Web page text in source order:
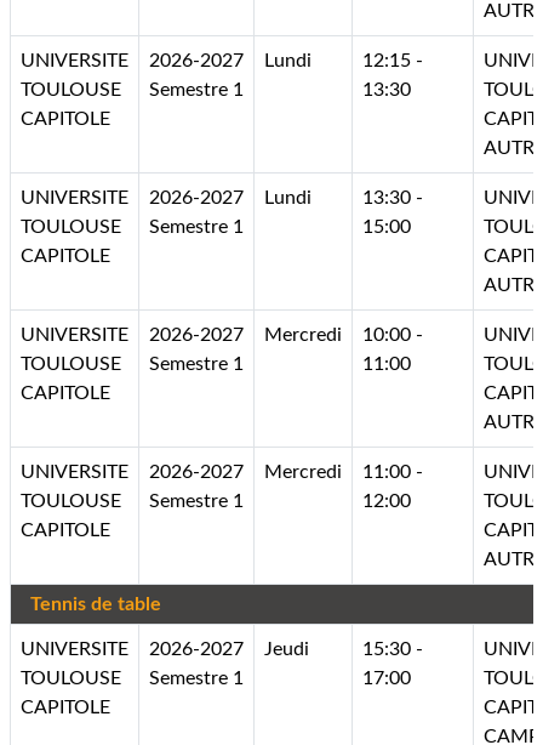
UNIVERSITE
TOULOUSE
CAPITOLE
2026-2027
Semestre 1
Lundi
12:15 -
13:30
UNIVERSITE
TOULOUSE
CAPITOLE
2026-2027
Semestre 1
Lundi
13:30 -
15:00
UNIVERSITE
TOULOUSE
CAPITOLE
2026-2027
Semestre 1
Mercredi
10:00 -
11:00
UNIVERSITE
TOULOUSE
CAPITOLE
2026-2027
Semestre 1
Mercredi
11:00 -
12:00
Tennis de table
UNIVERSITE
TOULOUSE
CAPITOLE
2026-2027
Semestre 1
Jeudi
15:30 -
17:00